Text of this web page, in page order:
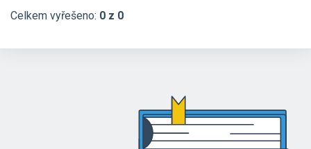
Celkem vyřešeno: 0 z 0